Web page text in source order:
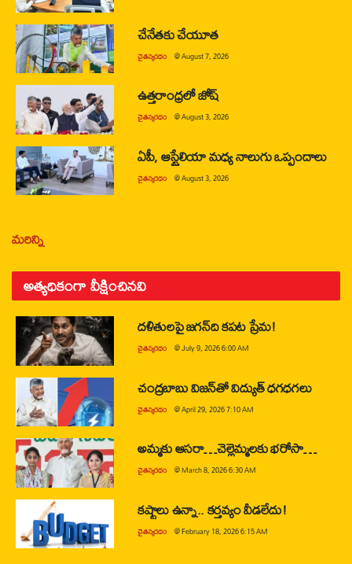
చేనేతకు చేయూత
చైతన్యరధం @August 7, 2026
ఉత్తరాంధ్రలో జోష్
చైతన్యరధం @August 3, 2026
ఏపీ, ఆస్ట్రేలియా మధ్య నాలుగు ఒప్పందాలు
చైతన్యరధం @August 3, 2026
మరిన్ని
అత్యధికంగా వీక్షించినవి
దళితులపై జగన్‌ది కపట ప్రేమ!
చైతన్యరధం @July 9, 2026 6:00 AM
చంద్రబాబు విజన్‌తో విద్యుత్ ధగధగలు
చైతన్యరధం @April 29, 2026 7:10 AM
అమ్మకు ఆసరా…చెల్లెమ్మలకు భరోసా…
చైతన్యరధం @March 8, 2026 6:30 AM
కష్టాలు ఉన్నా.. కర్తవ్యం వీడలేదు!
చైతన్యరధం @February 18, 2026 6:15 AM